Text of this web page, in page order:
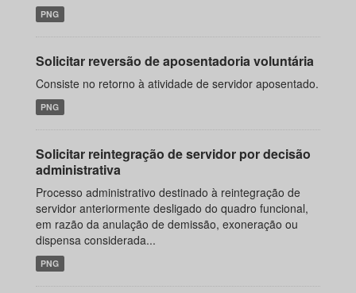
PNG
Solicitar reversão de aposentadoria voluntária
Consiste no retorno à atividade de servidor aposentado.
PNG
Solicitar reintegração de servidor por decisão
administrativa
Processo administrativo destinado à reintegração de
servidor anteriormente desligado do quadro funcional,
em razão da anulação de demissão, exoneração ou
dispensa considerada...
PNG